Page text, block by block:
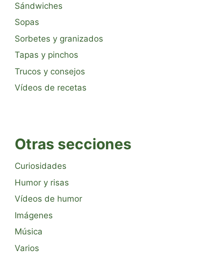
Sándwiches
Sopas
Sorbetes y granizados
Tapas y pinchos
Trucos y consejos
Vídeos de recetas
Otras secciones
Curiosidades
Humor y risas
Vídeos de humor
Imágenes
Música
Varios